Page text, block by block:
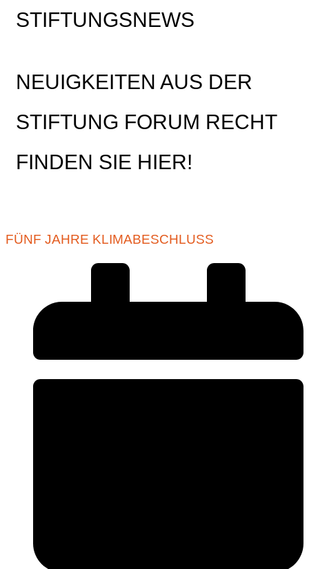
STIFTUNGSNEWS
NEUIGKEITEN AUS DER
STIFTUNG FORUM RECHT
FINDEN SIE HIER!
FÜNF JAHRE KLIMABESCHLUSS